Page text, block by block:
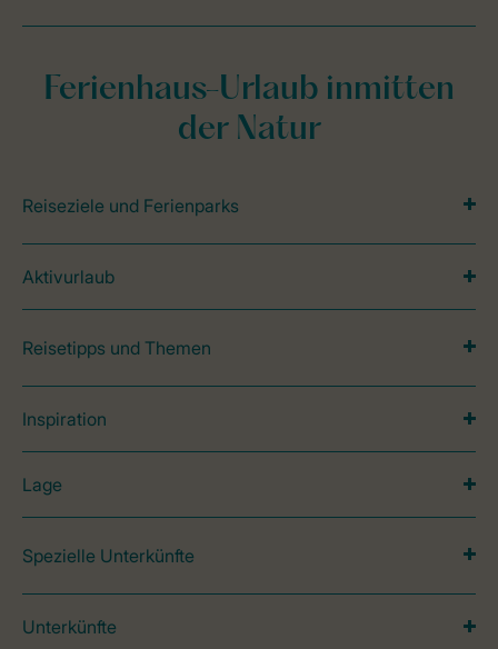
Ferienhaus-Urlaub inmitten
der Natur
Reiseziele und Ferienparks
Aktivurlaub
Reisetipps und Themen
Inspiration
Lage
Spezielle Unterkünfte
Unterkünfte